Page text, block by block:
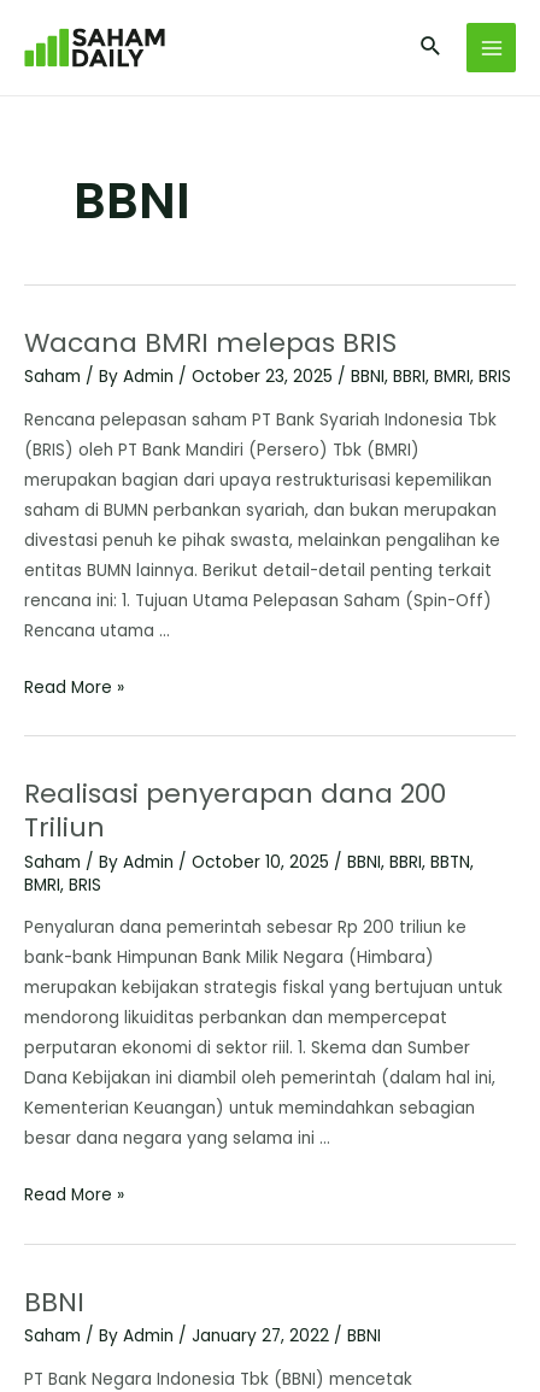
BBNI
Wacana BMRI melepas BRIS
Saham / By Admin / October 23, 2025 / BBNI, BBRI, BMRI, BRIS
Rencana pelepasan saham PT Bank Syariah Indonesia Tbk
(BRIS) oleh PT Bank Mandiri (Persero) Tbk (BMRI)
merupakan bagian dari upaya restrukturisasi kepemilikan
saham di BUMN perbankan syariah, dan bukan merupakan
divestasi penuh ke pihak swasta, melainkan pengalihan ke
entitas BUMN lainnya. ​Berikut detail-detail penting terkait
rencana ini: ​1. Tujuan Utama Pelepasan Saham (Spin-Off) ​
Rencana utama …
Read More »
Realisasi penyerapan dana 200
Triliun
Saham / By Admin / October 10, 2025 / BBNI, BBRI, BBTN,
BMRI, BRIS
Penyaluran dana pemerintah sebesar Rp 200 triliun ke
bank-bank Himpunan Bank Milik Negara (Himbara)
merupakan kebijakan strategis fiskal yang bertujuan untuk
mendorong likuiditas perbankan dan mempercepat
perputaran ekonomi di sektor riil. ​1. Skema dan Sumber
Dana ​Kebijakan ini diambil oleh pemerintah (dalam hal ini,
Kementerian Keuangan) untuk memindahkan sebagian
besar dana negara yang selama ini …
Read More »
BBNI
Saham / By Admin / January 27, 2022 / BBNI
PT Bank Negara Indonesia Tbk (BBNI) mencetak